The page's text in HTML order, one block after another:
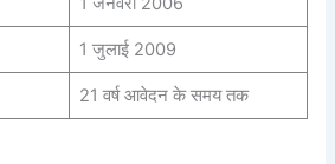
1 जुलाई 2009
21 वर्ष आवेदन के समय तक